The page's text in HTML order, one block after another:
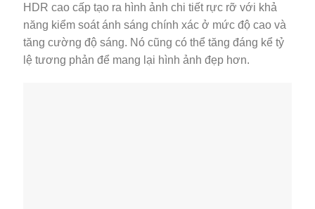
HDR cao cấp tạo ra hình ảnh chi tiết rực rỡ với khả
năng kiểm soát ánh sáng chính xác ở mức độ cao và
tăng cường độ sáng. Nó cũng có thể tăng đáng kể tỷ
lệ tương phản để mang lại hình ảnh đẹp hơn.